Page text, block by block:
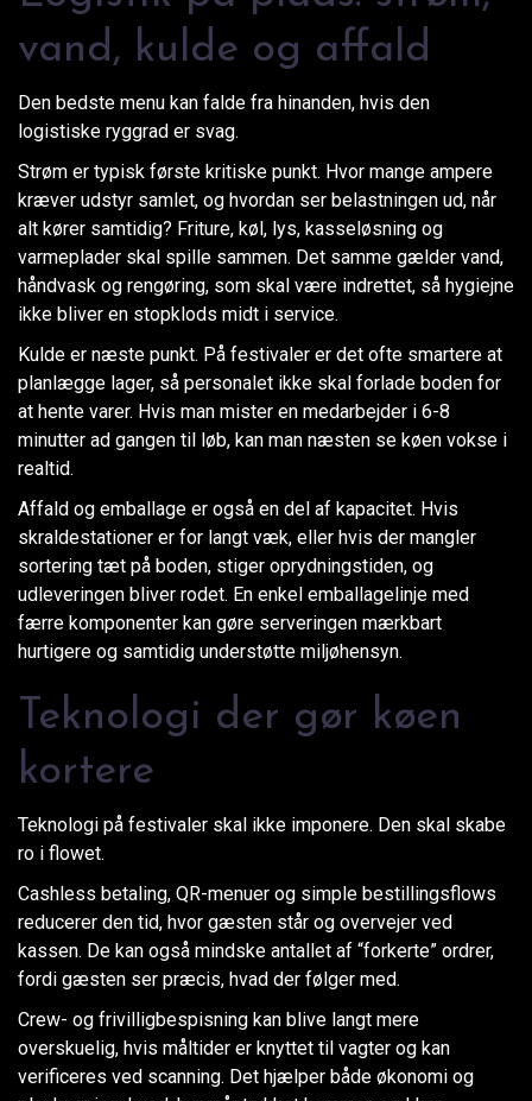
vand, kulde og affald
Den bedste menu kan falde fra hinanden, hvis den
logistiske ryggrad er svag.
Strøm er typisk første kritiske punkt. Hvor mange ampere
kræver udstyr samlet, og hvordan ser belastningen ud, når
alt kører samtidig? Friture, køl, lys, kasseløsning og
varmeplader skal spille sammen. Det samme gælder vand,
håndvask og rengøring, som skal være indrettet, så hygiejne
ikke bliver en stopklods midt i service.
Kulde er næste punkt. På festivaler er det ofte smartere at
planlægge lager, så personalet ikke skal forlade boden for
at hente varer. Hvis man mister en medarbejder i 6-8
minutter ad gangen til løb, kan man næsten se køen vokse i
realtid.
Affald og emballage er også en del af kapacitet. Hvis
skraldestationer er for langt væk, eller hvis der mangler
sortering tæt på boden, stiger oprydningstiden, og
udleveringen bliver rodet. En enkel emballagelinje med
færre komponenter kan gøre serveringen mærkbart
hurtigere og samtidig understøtte miljøhensyn.
Teknologi der gør køen
kortere
Teknologi på festivaler skal ikke imponere. Den skal skabe
ro i flowet.
Cashless betaling, QR-menuer og simple bestillingsflows
reducerer den tid, hvor gæsten står og overvejer ved
kassen. De kan også mindske antallet af “forkerte” ordrer,
fordi gæsten ser præcis, hvad der følger med.
Crew- og frivilligbespisning kan blive langt mere
overskuelig, hvis måltider er knyttet til vagter og kan
verificeres ved scanning. Det hjælper både økonomi og